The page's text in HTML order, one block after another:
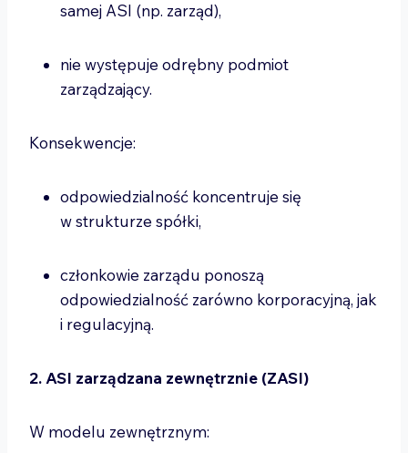
samej ASI (np. zarząd),
nie występuje odrębny podmiot
zarządzający.
Konsekwencje:
odpowiedzialność koncentruje się
w strukturze spółki,
członkowie zarządu ponoszą
odpowiedzialność zarówno korporacyjną, jak
i regulacyjną.
2. ASI zarządzana zewnętrznie (ZASI)
W modelu zewnętrznym: